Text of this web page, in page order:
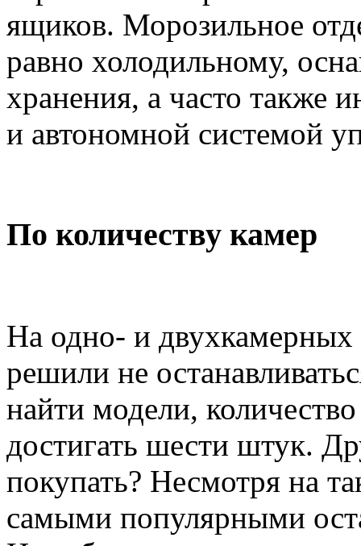
ящиков. Морозильное
равно холодильному,
хранения, а часто также
и автономной системой
По количеству камер
На одно- и двухкамерных
решили не
найти модели,
достигать шести штук.
покупать? Несмотря на
самыми популярными